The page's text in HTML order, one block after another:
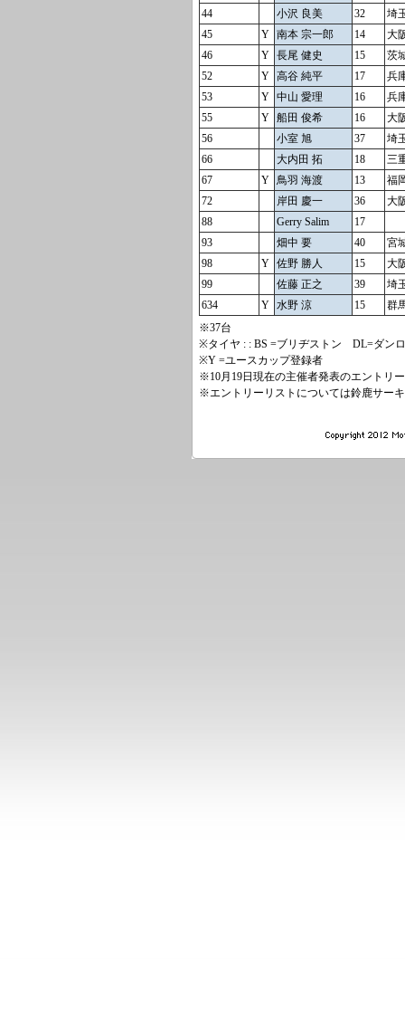
44
小沢 良美 32
埼
45
Y 南本 宗一郎 14
大
46
Y 長尾 健史 15
茨
52
Y 高谷 純平 17
兵
53
Y 中山 愛理 16
兵
55
Y 船田 俊希 16
大
56
小室 旭 37
埼
66
大内田 拓 18
三
67
Y 鳥羽 海渡 13
福
72
岸田 慶一 36
大
88
Gerry Salim
17
93
畑中 要 40
宮
98
Y 佐野 勝人 15
大
99
佐藤 正之 39
埼
634
Y 水野 涼 15
群
※37台
※タイヤ : : BS =ブリヂストン DL=ダン
※Y =ユースカップ登録者
※10月19日現在の主催者発表のエントリ
※エントリーリストについては鈴鹿サー